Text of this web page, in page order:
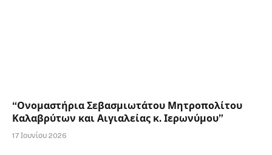
“Ονομαστήρια Σεβασμιωτάτου Μητροπολίτου
Καλαβρύτων και Αιγιαλείας κ. Ιερωνύμου”
17 Ιουνίου 2026